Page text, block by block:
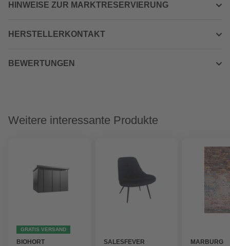
HINWEISE ZUR MARKTRESERVIERUNG
HERSTELLERKONTAKT
BEWERTUNGEN
Weitere interessante Produkte
GRATIS VERSAND
BIOHORT
SALESFEVER
MARBURG